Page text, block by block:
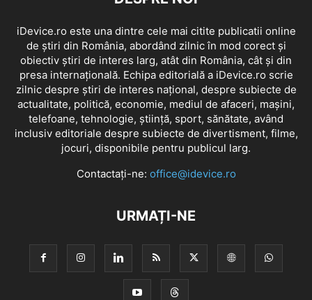
iDevice.ro este una dintre cele mai citite publicatii online
de știri din România, abordând zilnic în mod corect și
obiectiv știri de interes larg, atât din România, cât și din
presa internațională. Echipa editorială a iDevice.ro scrie
zilnic despre știri de interes național, despre subiecte de
actualitate, politică, economie, mediul de afaceri, mașini,
telefoane, tehnologie, știință, sport, sănătate, având
inclusiv editoriale despre subiecte de divertisment, filme,
jocuri, disponibile pentru publicul larg.
Contactați-ne: office@idevice.ro
URMAȚI-NE